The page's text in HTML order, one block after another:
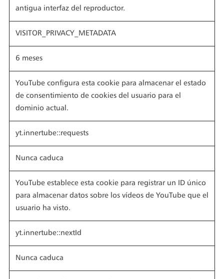
antigua interfaz del reproductor.
VISITOR_PRIVACY_METADATA
6 meses
YouTube configura esta cookie para almacenar el estado
de consentimiento de cookies del usuario para el
dominio actual.
yt.innertube::requests
Nunca caduca
YouTube establece esta cookie para registrar un ID único
para almacenar datos sobre los vídeos de YouTube que el
usuario ha visto.
yt.innertube::nextId
Nunca caduca